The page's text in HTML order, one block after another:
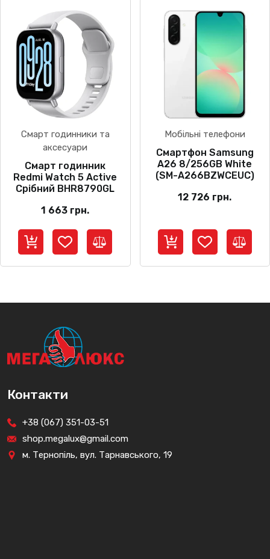
Смарт годинники та
аксесуари
Смарт годинник
Redmi Watch 5 Active
Срібний BHR8790GL
1 663 грн.
Мобільні телефони
Смартфон Samsung
A26 8/256GB White
(SM-A266BZWCEUC)
12 726 грн.
Контакти
+38 (067) 351-03-51
shop.megalux@gmail.com
м. Тернопіль, вул. Тарнавського, 19